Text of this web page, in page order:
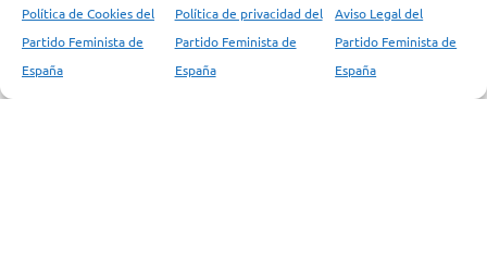
Política de Cookies del
Partido Feminista de
España
Política de privacidad del
Partido Feminista de
España
Aviso Legal del
Partido Feminista de
España
Vindicación Feminista
Palestina